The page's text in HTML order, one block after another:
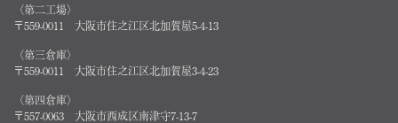
〈第二工場〉
〒559-0011 大阪市住之江区北加賀屋5-4-13
〈第三倉庫〉
〒559-0011 大阪市住之江区北加賀屋3-4-23
〈第四倉庫〉
〒557-0063 大阪市西成区南津守7-13-7